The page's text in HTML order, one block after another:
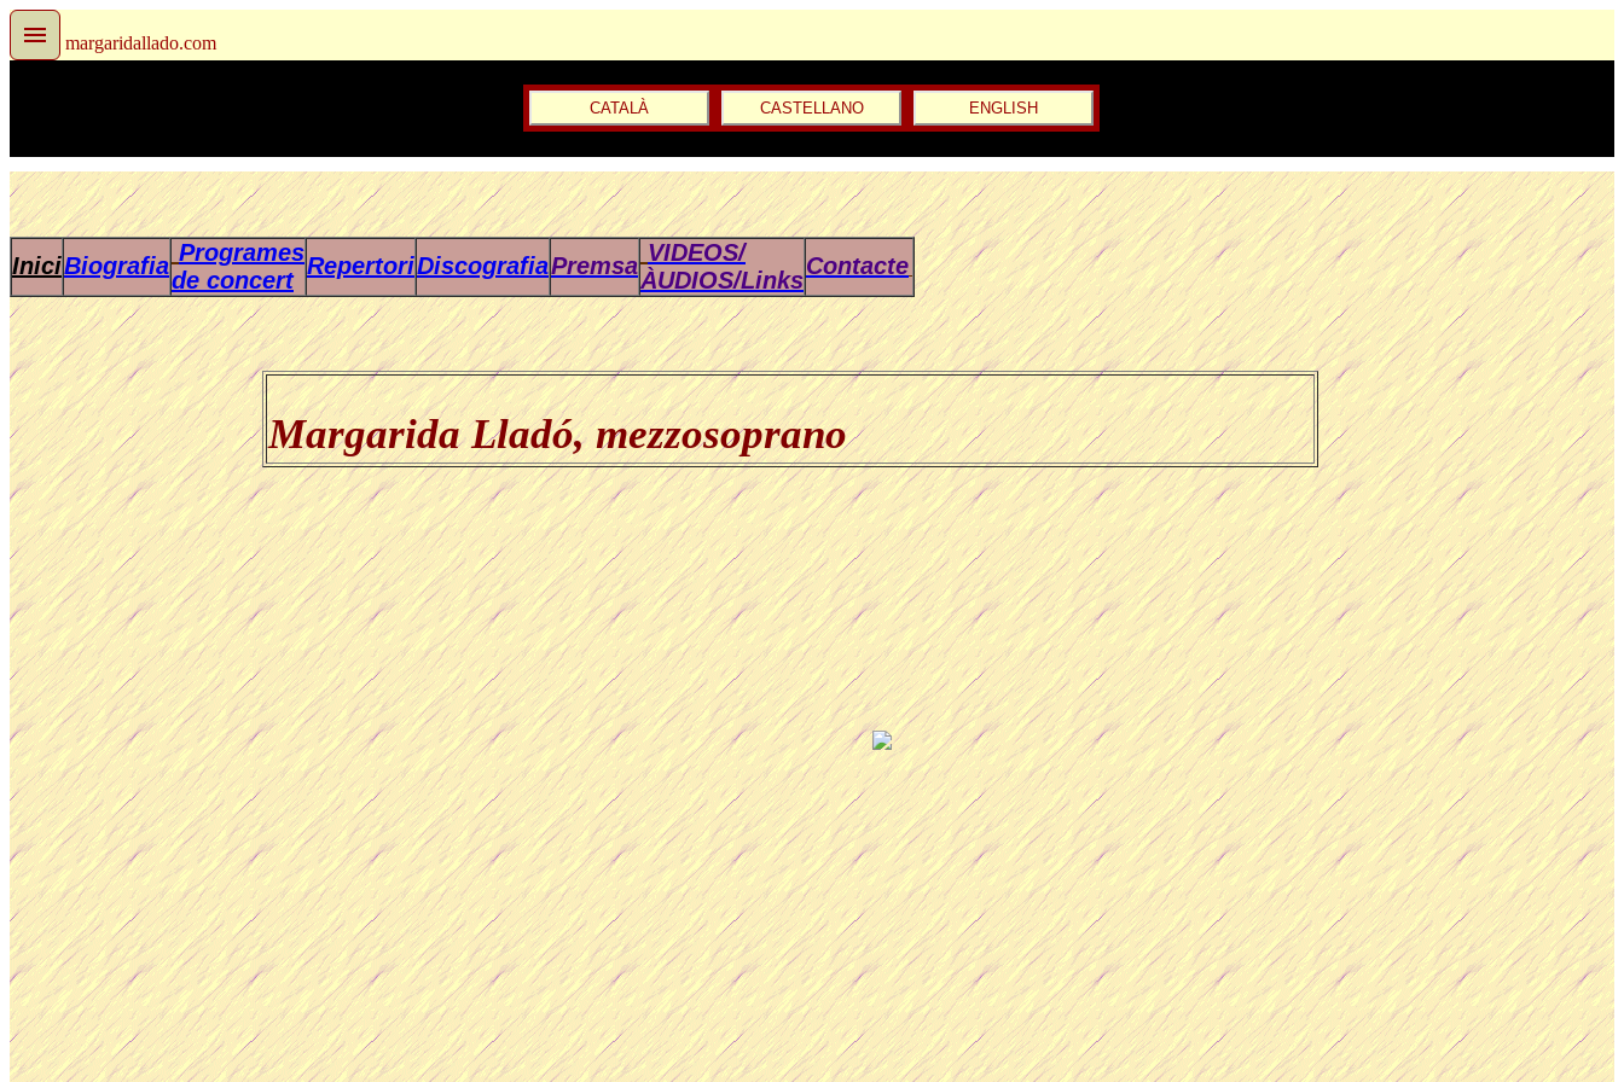
margaridallado.com
CATALÀ CASTELLANO ENGLISH
IniciBiografia Programes
de concert
RepertoriDiscografiaPremsa VIDEOS/
ÀUDIOS/Links
Contacte
Margarida Lladó, mezzosoprano